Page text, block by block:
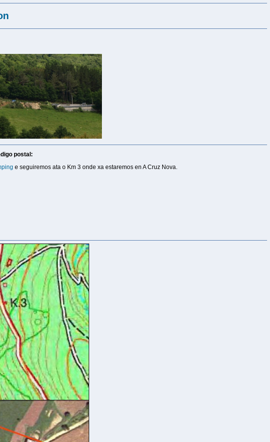
postal:
e seguiremos ata o Km 3 onde xa estaremos en A Cruz Nova.